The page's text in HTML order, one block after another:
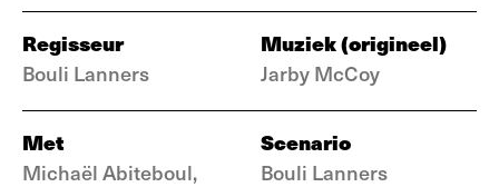
Regisseur
Bouli Lanners
Muziek (origineel)
Jarby McCoy
Met
Michaël Abiteboul,
Scenario
Bouli Lanners